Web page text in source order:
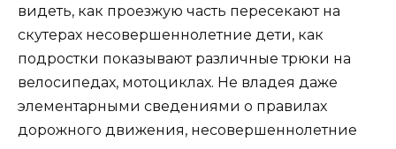
видеть, как проезжую часть пересекают на
скутерах несовершеннолетние дети, как
подростки показывают различные трюки на
велосипедах, мотоциклах. Не владея даже
элементарными сведениями о правилах
дорожного движения, несовершеннолетние